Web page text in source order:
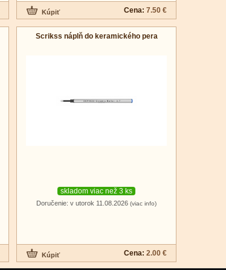
Cena: 7.50 €
Scrikss náplň do keramického pera
skladom viac než 3 ks
Doručenie: v utorok 11.08.2026 (viac info)
Cena: 2.00 €